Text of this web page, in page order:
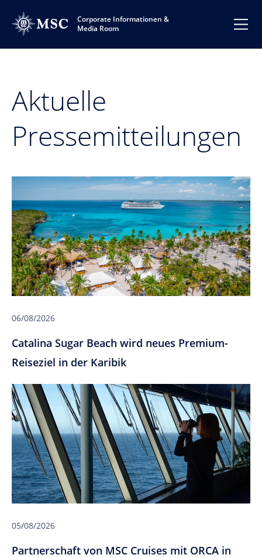
Corporate Informationen &
Media Room
Aktuelle
Pressemitteilungen
06/08/2026
Catalina Sugar Beach wird neues Premium-
Reiseziel in der Karibik
05/08/2026
Partnerschaft von MSC Cruises mit ORCA in